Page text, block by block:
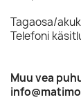
Tagaosa/
Telefoni
Muu vea